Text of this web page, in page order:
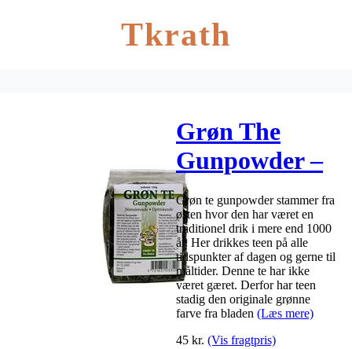
Tkrath
Grøn The
Gunpowder –
100 g
Grøn te gunpowder stammer fra
østen hvor den har været en
traditionel drik i mere end 1000
år. Her drikkes teen på alle
tidspunkter af dagen og gerne til
måltider. Denne te har ikke
været gæret. Derfor har teen
stadig den originale grønne
farve fra bladen (Læs mere)
45 kr. (Vis fragtpris)